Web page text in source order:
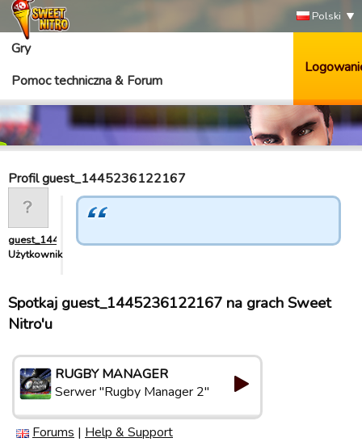
Polski
Gry
Pomoc techniczna & Forum
Profil guest_1445236122167
guest_1445236122167
Użytkownik
Spotkaj guest_1445236122167 na grach Sweet
Nitro'u
RUGBY MANAGER
Serwer "Rugby Manager 2"
Forums | Help & Support